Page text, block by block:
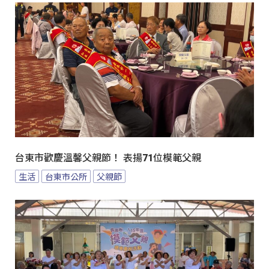
台東市歡慶溫馨父親節！ 表揚71位模範父親
生活 台東市公所 父親節